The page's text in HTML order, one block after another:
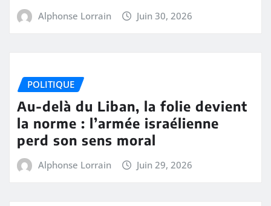
Alphonse Lorrain Juin 30, 2026
POLITIQUE
Au-delà du Liban, la folie devient
la norme : l’armée israélienne
perd son sens moral
Alphonse Lorrain Juin 29, 2026